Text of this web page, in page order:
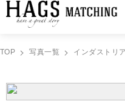
TOP 写真一覧 インダストリ